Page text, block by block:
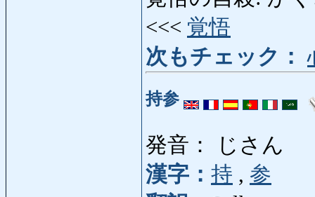
<<< 覚悟
次もチェック：
持参
発音： じさん
漢字： 持 , 参